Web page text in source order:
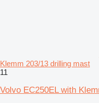
Klemm 203/13 drilling mast
11
Volvo EC250EL with